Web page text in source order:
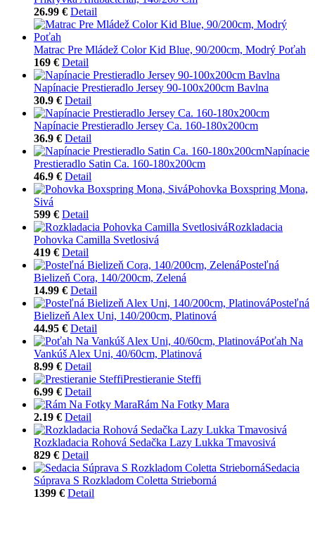
26.99 € Detail
Matrac Pre Mládež Color Kid Blue, 90/200cm, Modrý Poťah
169 € Detail
Napínacie Prestieradlo Jersey 90-100x200cm Bavlna
30.9 € Detail
Napínacie Prestieradlo Jersey Ca. 160-180x200cm
36.9 € Detail
Napínacie
Prestieradlo Satin Ca. 160-180x200cm
46.9 € Detail
Pohovka Boxspring Mona,
Sivá
599 € Detail
Rozkladacia
Pohovka Camilla Svetlosivá
419 € Detail
Posteľná
Bielizeň Cora, 140/200cm, Zelená
14.99 € Detail
Posteľná
Bielizeň Alex Uni, 140/200cm, Platinová
44.95 € Detail
Poťah Na
Vankúš Alex Uni, 40/60cm, Platinová
8.99 € Detail
Prestieranie Steffi
6.99 € Detail
Rám Na Fotky Mara
2.19 € Detail
Rozkladacia Rohová Sedačka Lazy Lukka Tmavosivá
829 € Detail
Sedacia
Súprava S Rozkladom Coletta Strieborná
1399 € Detail